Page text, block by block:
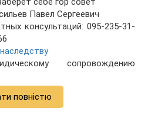
Павел Сергеевич
консультаций: 095-235-31-
сопровождению
повністю